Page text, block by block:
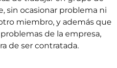
sin ocasionar problema ni
miembro, y además que
de la empresa,
de ser contratada.